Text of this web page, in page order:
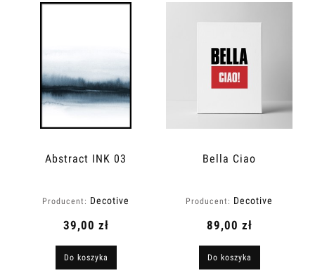
Abstract INK 03
Producent: Decotive
39,00 zł
Do koszyka
Bella Ciao
Producent: Decotive
89,00 zł
Do koszyka